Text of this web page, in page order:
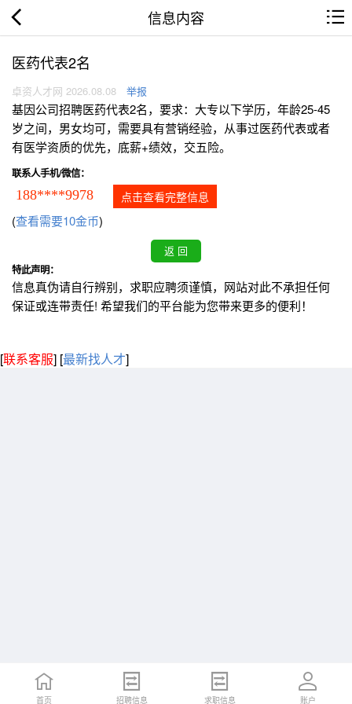
信息内容
医药代表2名
卓资人才网 2026.08.08 举报
基因公司招聘医药代表2名，要求：大专以下学历，年龄25-45
岁之间，男女均可，需要具有营销经验，从事过医药代表或者
有医学资质的优先，底薪+绩效，交五险。
联系人手机/微信：
188****9978 点击查看完整信息
(查看需要10金币)
特此声明：
信息真伪请自行辨别，求职应聘须谨慎，网站对此不承担任何
保证或连带责任! 希望我们的平台能为您带来更多的便利！
[联系客服] [最新找人才]
首页 招聘信息 求职信息 账户